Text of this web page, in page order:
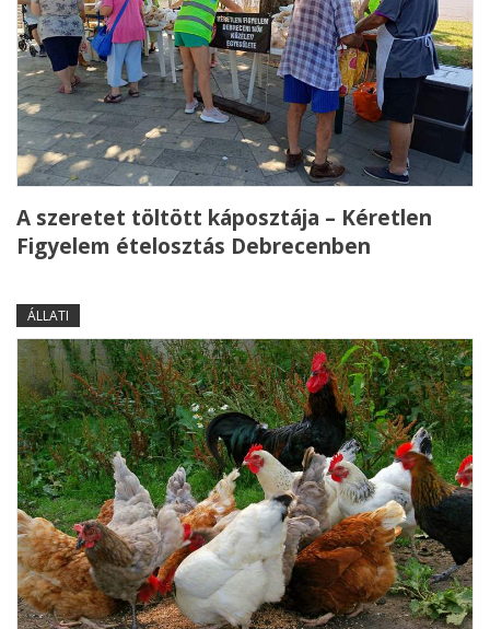
A szeretet töltött káposztája – Kéretlen
Figyelem ételosztás Debrecenben
ÁLLATI